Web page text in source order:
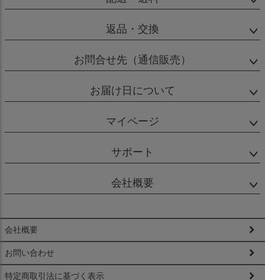
返品・交換
お問合せ先（通信販売）
お届け日について
マイページ
サポート
会社概要
会社概要
お問い合わせ
特定商取引法に基づく表示